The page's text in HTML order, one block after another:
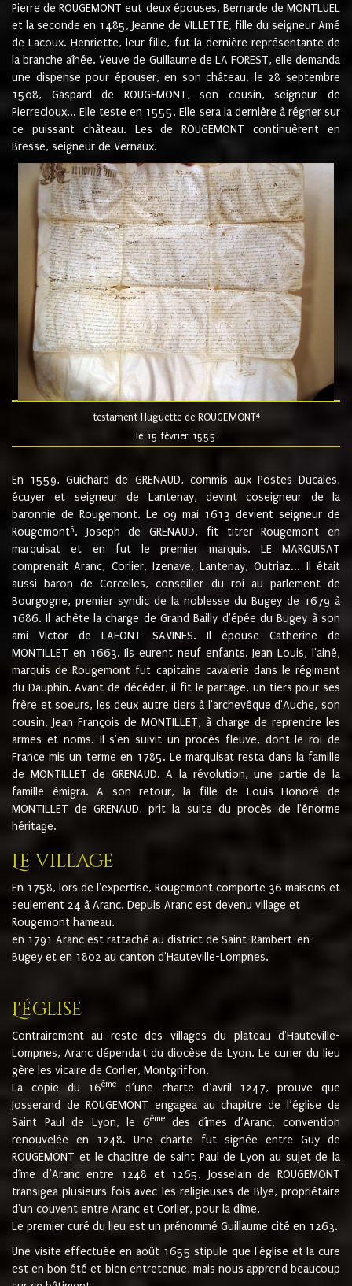
Pierre de ROUGEMONT eut deux épouses, Bernarde de MONTLUEL
et la seconde en 1485, Jeanne de VILLETTE, fille du seigneur Amé
de Lacoux. Henriette, leur fille, fut la dernière représentante de
la branche aînée. Veuve de Guillaume de LA FOREST, elle demanda
une dispense pour épouser, en son château, le 28 septembre
1508, Gaspard de ROUGEMONT, son cousin, seigneur de
Pierrecloux... Elle teste en 1555. Elle sera la dernière à régner sur
ce puissant château. Les de ROUGEMONT continuèrent en
Bresse, seigneur de Vernaux.
testament Huguette de ROUGEMONT4
le 15 février 1555
En 1559, Guichard de GRENAUD, commis aux Postes Ducales,
écuyer et seigneur de Lantenay, devint coseigneur de la
baronnie de Rougemont. Le 09 mai 1613 devient seigneur de
Rougemont5. Joseph de GRENAUD, fit titrer Rougemont en
marquisat et en fut le premier marquis. LE MARQUISAT
comprenait Aranc, Corlier, Izenave, Lantenay, Outriaz... Il était
aussi baron de Corcelles, conseiller du roi au parlement de
Bourgogne, premier syndic de la noblesse du Bugey de 1679 à
1686. Il achète la charge de Grand Bailly d'épée du Bugey à son
ami Victor de LAFONT SAVINES. Il épouse Catherine de
MONTILLET en 1663. Ils eurent neuf enfants. Jean Louis, l'ainé,
marquis de Rougemont fut capitaine cavalerie dans le régiment
du Dauphin. Avant de décéder, il fit le partage, un tiers pour ses
frère et soeurs, les deux autre tiers à l'archevêque d'Auche, son
cousin, Jean François de MONTILLET, à charge de reprendre les
armes et noms. Il s'en suivit un procès fleuve, dont le roi de
France mis un terme en 1785. Le marquisat resta dans la famille
de MONTILLET de GRENAUD. A la révolution, une partie de la
famille émigra. A son retour, la fille de Louis Honoré de
MONTILLET de GRENAUD, prit la suite du procès de l'énorme
héritage.
Le village
En 1758, lors de l'expertise, Rougemont comporte 36 maisons et
seulement 24 à Aranc. Depuis Aranc est devenu village et
Rougemont hameau.
en 1791 Aranc est rattaché au district de Saint-Rambert-en-
Bugey et en 1802 au canton d'Hauteville-Lompnes.
L'église
Contrairement au reste des villages du plateau d'Hauteville-
Lompnes, Aranc dépendait du diocèse de Lyon. Le curier du lieu
gère les vicaire de Corlier, Montgriffon.
La copie du 16ème
d’une charte d’avril 1247, prouve que
Josserand de ROUGEMONT engagea au chapitre de l’église de
Saint Paul de Lyon, le 6èmedes dîmes d’Aranc, convention
renouvelée en 1248. Une charte fut signée entre Guy de
ROUGEMONT et le chapitre de saint Paul de Lyon au sujet de la
dîme d’Aranc entre 1248 et 1265. Josselain de ROUGEMONT
transigea plusieurs fois avec les religieuses de Blye, propriétaire
d'un couvent entre Aranc et Corlier, pour la dîme.
Le premier curé du lieu est un prénommé Guillaume cité en 1263.
Une visite effectuée en août 1655 stipule que l'église et la cure
est en bon été et bien entretenue, mais nous apprend beaucoup